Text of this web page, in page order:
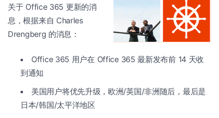
关于 Office 365 更新的消
息，根据来自 Charles
Drengberg 的消息：
Office 365 用户在 Office 365 最新发布前 14 天收
到通知
美国用户将优先升级，欧洲/英国/非洲随后，最后是
日本/韩国/太平洋地区